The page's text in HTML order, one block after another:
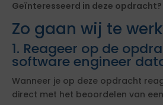
Geïnteresseerd in deze opdracht?
Zo gaan wij te werk
1. Reageer op de
software engineer
Wanneer je op deze opdracht
direct met het beoordelen van